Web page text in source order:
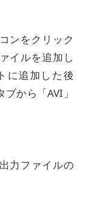
ンをクリック
イルを追加し
に追加した後
から「AVI」
力ファイルの